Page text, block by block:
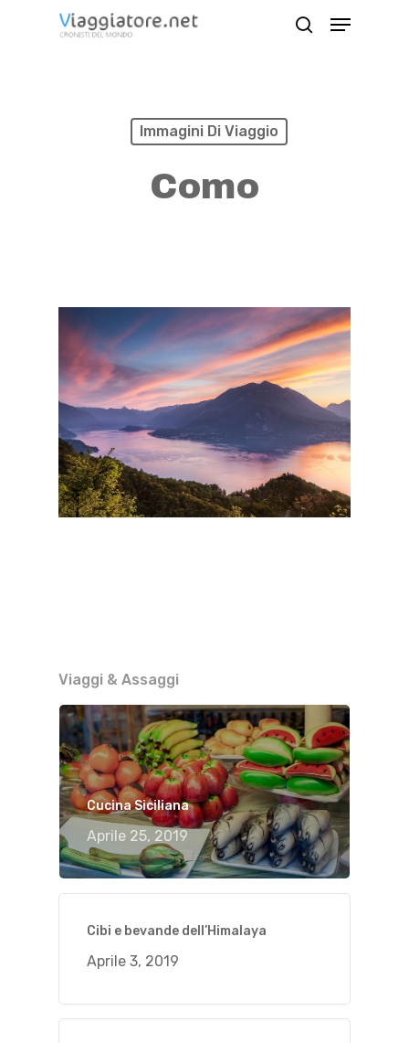
Menu
Immagini Di Viaggio
Como
Viaggi & Assaggi
Cucina Siciliana
Aprile 25, 2019
Cibi e bevande dell’Himalaya
Aprile 3, 2019